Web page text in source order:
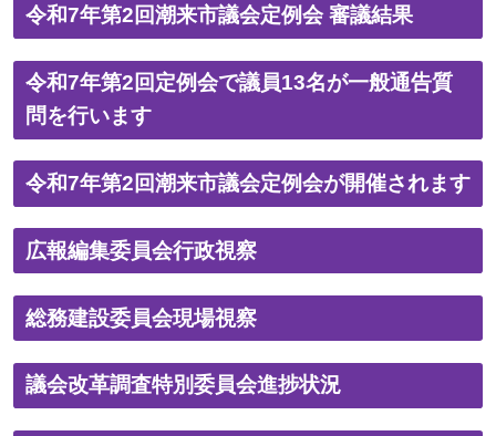
令和7年第2回潮来市議会定例会 審議結果
令和7年第2回定例会で議員13名が一般通告質
問を行います
令和7年第2回潮来市議会定例会が開催されます
広報編集委員会行政視察
総務建設委員会現場視察
議会改革調査特別委員会進捗状況